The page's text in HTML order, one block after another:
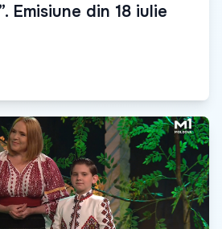
Emisiune din 18 iulie